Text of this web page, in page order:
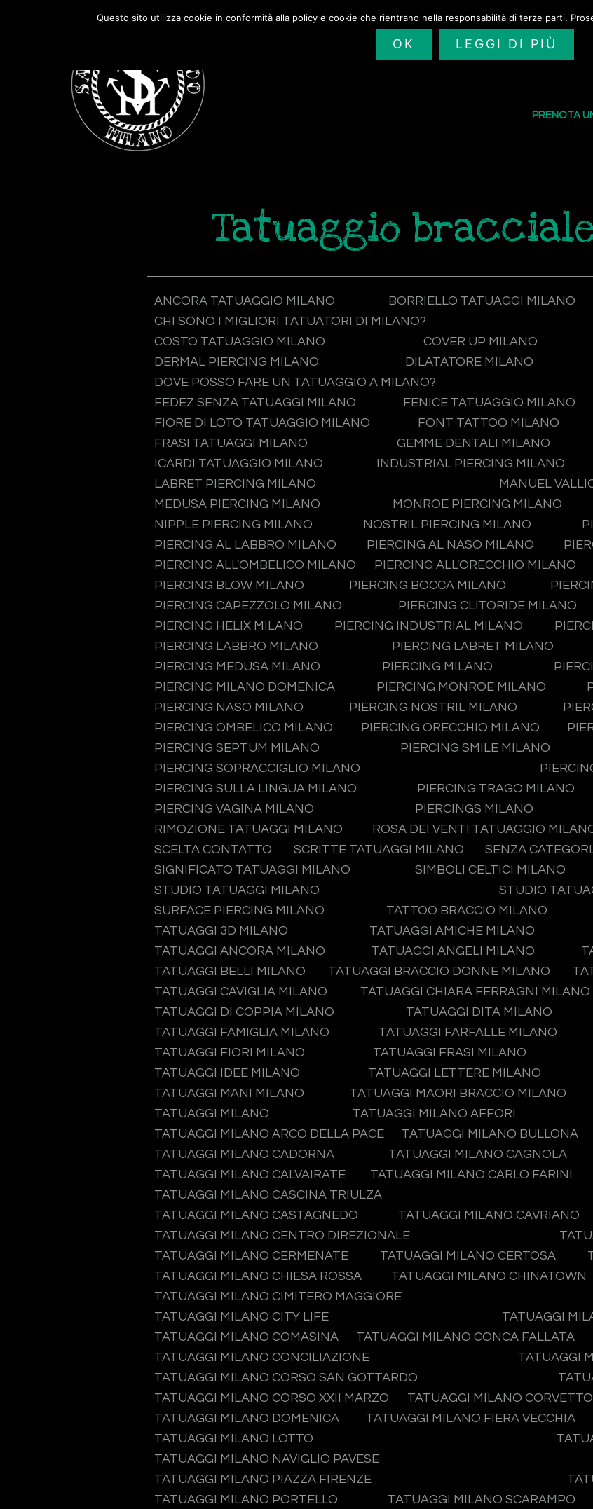
SAILORS TATTOO I
PRENOTA
Tatuaggio
ANCORA TATUAGGIO MILANO BORRIELLO TATUAGGI MILANO
CHI SONO I MIGLIORI TATUATORI DI MILANO?
COSTO TATUAGGIO MILANO
COVER UP MILANO
DERMAL PIERCING MILANO
DILATATORE MILANO
DOVE POSSO FARE UN TATUAGGIO A MILANO?
FEDEZ SENZA TATUAGGI MILANO
FENICE TATUAGGIO MILANO
FIORE DI LOTO TATUAGGIO MILANO
FONT TATTOO MILANO
FRASI TATUAGGI MILANO
GEMME DENTALI MILANO
ICARDI TATUAGGIO MILANO
INDUSTRIAL PIERCING MILANO
LABRET PIERCING MILANO
MANUEL
MEDUSA PIERCING MILANO
MONROE PIERCING MILANO
NIPPLE PIERCING MILANO
NOSTRIL PIERCING MILANO
PIERCING AL LABBRO MILANO
PIERCING AL NASO MILANO
PIERCING ALL'OMBELICO MILANO
PIERCING ALL'ORECCHIO MILANO
PIERCING BLOW MILANO
PIERCING BOCCA MILANO
PIERCING CAPEZZOLO MILANO
PIERCING CLITORIDE MILANO
PIERCING HELIX MILANO
PIERCING INDUSTRIAL MILANO
PIERCING LABBRO MILANO
PIERCING LABRET MILANO
PIERCING MEDUSA MILANO
PIERCING MILANO
PIERCING MILANO DOMENICA
PIERCING MONROE MILANO
PIERCING NASO MILANO
PIERCING NOSTRIL MILANO
PIERCING OMBELICO MILANO
PIERCING ORECCHIO MILANO
PIERCING SEPTUM MILANO
PIERCING SMILE MILANO
PIERCING SOPRACCIGLIO MILANO
PIERCING SULLA LINGUA MILANO
PIERCING TRAGO MILANO
PIERCING VAGINA MILANO
PIERCINGS MILANO
RIMOZIONE TATUAGGI MILANO
ROSA DEI VENTI TATUAGGIO
SCELTA CONTATTO
SCRITTE TATUAGGI MILANO SENZA
SIGNIFICATO TATUAGGI MILANO
SIMBOLI CELTICI MILANO
STUDIO TATUAGGI MILANO
STUDIO
SURFACE PIERCING MILANO
TATTOO BRACCIO MILANO
TATUAGGI 3D MILANO
TATUAGGI AMICHE MILANO
TATUAGGI ANCORA MILANO
TATUAGGI ANGELI MILANO
TATUAGGI BELLI MILANO
TATUAGGI BRACCIO DONNE MILANO
TATUAGGI CAVIGLIA MILANO
TATUAGGI CHIARA FERRAGNI MILANO
TATUAGGI DI COPPIA MILANO
TATUAGGI DITA MILANO
TATUAGGI FAMIGLIA MILANO
TATUAGGI FARFALLE MILANO
TATUAGGI FIORI MILANO
TATUAGGI FRASI MILANO
TATUAGGI IDEE MILANO
TATUAGGI LETTERE MILANO
TATUAGGI MANI MILANO
TATUAGGI MAORI BRACCIO MILANO
TATUAGGI MILANO
TATUAGGI MILANO AFFORI
TATUAGGI MILANO ARCO DELLA PACE
TATUAGGI MILANO BULLONA
TATUAGGI MILANO CADORNA
TATUAGGI MILANO CAGNOLA
TATUAGGI MILANO CALVAIRATE
TATUAGGI MILANO CARLO FARINI
TATUAGGI MILANO CASCINA TRIULZA
TATUAGGI MILANO CASTAGNEDO
TATUAGGI MILANO CAVRIANO
TATUAGGI MILANO CENTRO DIREZIONALE
TATUAGGI MILANO CERMENATE
TATUAGGI MILANO CERTOSA
TATUAGGI MILANO CHIESA ROSSA
TATUAGGI MILANO CHINATOWN
TATUAGGI MILANO CIMITERO MAGGIORE
TATUAGGI MILANO CITY LIFE
TATUAGGI
TATUAGGI MILANO COMASINA
TATUAGGI MILANO CONCA FALLATA
TATUAGGI MILANO CONCILIAZIONE
TATUAGGI
TATUAGGI MILANO CORSO SAN GOTTARDO
TATUAGGI MILANO CORSO XXII MARZO
TATUAGGI MILANO CORVETTO
TATUAGGI MILANO DOMENICA
TATUAGGI MILANO FIERA VECCHIA
TATUAGGI MILANO LOTTO
TATUAGGI MILANO NAVIGLIO PAVESE
TATUAGGI MILANO PIAZZA FIRENZE
TATUAGGI MILANO PORTELLO
TATUAGGI MILANO SCARAMPO
Questo sito utilizza cookie in conformità alla policy e cookie che rientrano nella responsabilità di terze parti.
OK LEGGI DI PIÙ